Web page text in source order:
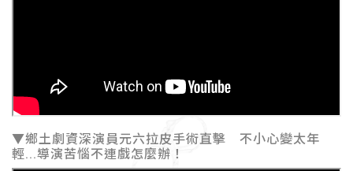
▼鄉土劇資深演員元六拉皮手術直擊 不小心變太年
輕...導演苦惱不連戲怎麼辦！